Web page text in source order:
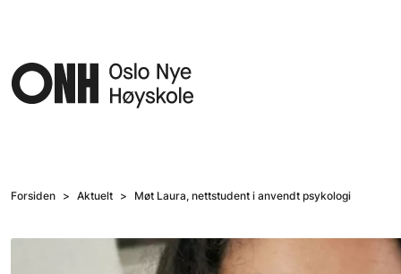
Forsiden Aktuelt Møt Laura, nettstudent i anvendt psykologi